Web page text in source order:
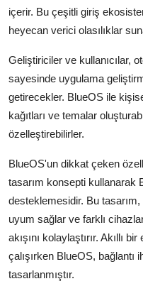
içerir. Bu çeşitli giriş
heyecan verici olasılıklar
Geliştiriciler ve kullanıcılar,
sayesinde uygulama
getirecekler. BlueOS ile
kağıtları ve temalar
özelleştirebilirler.
BlueOS'un dikkat çeken
tasarım konsepti kullanarak
desteklemesidir. Bu
uyum sağlar ve farklı
akışını kolaylaştırır. Akıllı
çalışırken BlueOS, bağlantı
tasarlanmıştır.